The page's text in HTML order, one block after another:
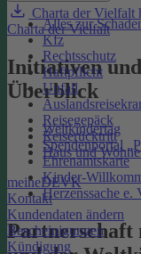
Alles zur
Kfz
Rechtsschutz
Haftpflicht
Unfall
Reisegepäck
Reiserücktritt
Haus und
meineDEVK
Kontakt
Kundendaten ändern
Bescheinigungen
Kündigung
Charta der Vielfalt
Charta der Vielfalt
Initiativen
Überblick
Weltkindertag
Spendenportal
Ehrenamtskarte
Kinder-
Herzenssache e.